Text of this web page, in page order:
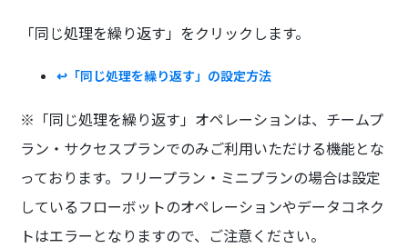
「同じ処理を繰り返す」をクリックします。
↩️「同じ処理を繰り返す」の設定方法
※「同じ処理を繰り返す」オペレーションは、チームプ
ラン・サクセスプランでのみご利用いただける機能とな
っております。フリープラン・ミニプランの場合は設定
しているフローボットのオペレーションやデータコネク
トはエラーとなりますので、ご注意ください。